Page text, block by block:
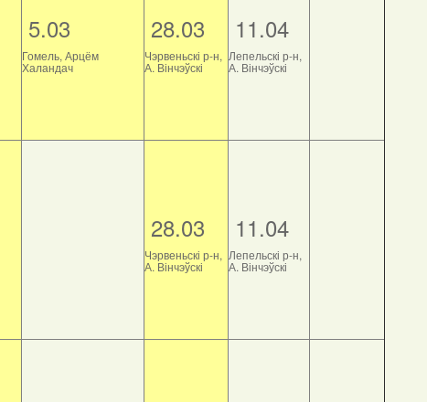
5.03
Гомель, Арцём
Халандач
28.03
Чэрвеньскі р-н,
А. Вінчэўскі
11.04
Лепельскі р-н,
А. Вінчэўскі
28.03
Чэрвеньскі р-н,
А. Вінчэўскі
11.04
Лепельскі р-н,
А. Вінчэўскі